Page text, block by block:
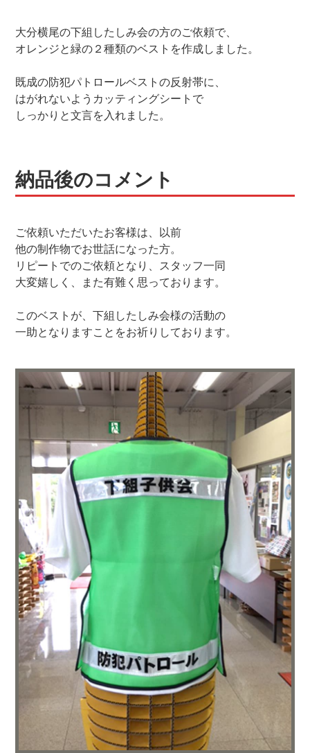
大分横尾の下組したしみ会の方のご依頼で、
オレンジと緑の２種類のベストを作成しました。
既成の防犯パトロールベストの反射帯に、
はがれないようカッティングシートで
しっかりと文言を入れました。
納品後のコメント
ご依頼いただいたお客様は、以前
他の制作物でお世話になった方。
リピートでのご依頼となり、スタッフ一同
大変嬉しく、また有難く思っております。
このベストが、下組したしみ会様の活動の
一助となりますことをお祈りしております。